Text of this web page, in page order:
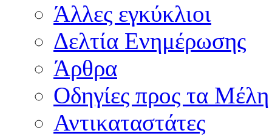
Άλλες εγκύκλιοι
Δελτία Ενημέρωσης
Άρθρα
Οδηγίες προς τα Μέλη
Αντικαταστάτες